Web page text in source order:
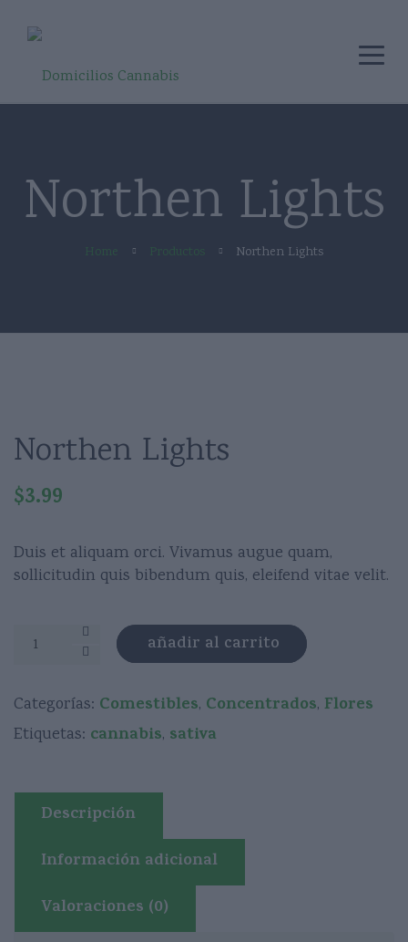
Northen Lights
Home Productos Northen Lights
Northen Lights
$3.99
Duis et aliquam orci. Vivamus augue quam,
sollicitudin quis bibendum quis, eleifend vitae velit.
Northen
añadir al carrito
Categorías: Comestibles, Concentrados, Flores
Etiquetas: cannabis, sativa
Descripción
Información adicional
Valoraciones (0)